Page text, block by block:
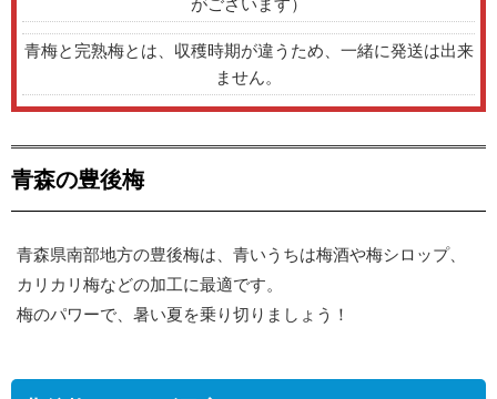
がございます）
青梅と完熟梅とは、収穫時期が違うため、一緒に発送は出来
ません。
青森の豊後梅
青森県南部地方の豊後梅は、青いうちは梅酒や梅シロップ、
カリカリ梅などの加工に最適です。
梅のパワーで、暑い夏を乗り切りましょう！